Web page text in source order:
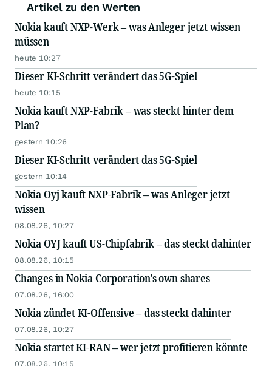
Artikel zu den Werten
Nokia kauft NXP-Werk – was Anleger jetzt wissen
müssen
heute 10:27
Dieser KI-Schritt verändert das 5G-Spiel
heute 10:15
Nokia kauft NXP-Fabrik – was steckt hinter dem
Plan?
gestern 10:26
Dieser KI-Schritt verändert das 5G-Spiel
gestern 10:14
Nokia Oyj kauft NXP-Fabrik – was Anleger jetzt
wissen
08.08.26, 10:27
Nokia OYJ kauft US-Chipfabrik – das steckt dahinter
08.08.26, 10:15
Changes in Nokia Corporation's own shares
07.08.26, 16:00
Nokia zündet KI-Offensive – das steckt dahinter
07.08.26, 10:27
Nokia startet KI-RAN – wer jetzt profitieren könnte
07.08.26, 10:15